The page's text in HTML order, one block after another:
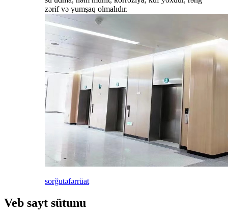
zərif və yumşaq olmalıdır.
sorğutəfərrüat
Veb sayt sütunu